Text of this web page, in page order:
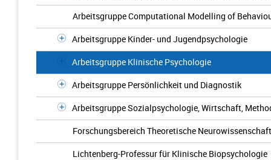
Arbeitsgruppe Computational Modelling of
Arbeitsgruppe Kinder- und Jugendpsychologie
Arbeitsgruppe Klinische Psychologie
Arbeitsgruppe Persönlichkeit und Diagnostik
Arbeitsgruppe Sozialpsychologie, Wirtschaft,
Forschungsbereich Theoretische Neurowissenschaft
Lichtenberg-Professur für Klinische Biopsychologie